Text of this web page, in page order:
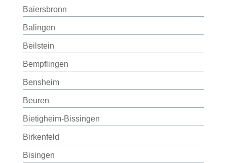
Baiersbronn
Balingen
Beilstein
Bempflingen
Bensheim
Beuren
Bietigheim-Bissingen
Birkenfeld
Bisingen